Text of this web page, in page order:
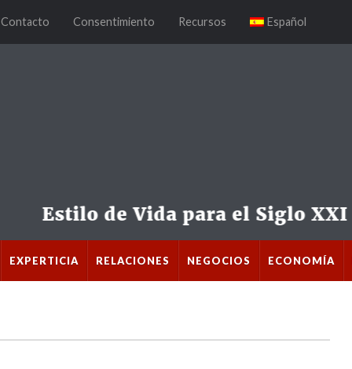
Contacto Consentimiento Recursos Español
EXPERTICIA RELACIONES NEGOCIOS ECONOMÍA